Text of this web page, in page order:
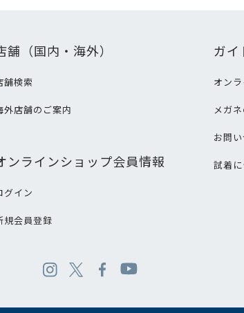
舗（国内・海外）
舗検索
外店舗のご案内
ンラインショップ会員情報
グイン
規会員登録
ガイ
オン
メガ
お問
試着